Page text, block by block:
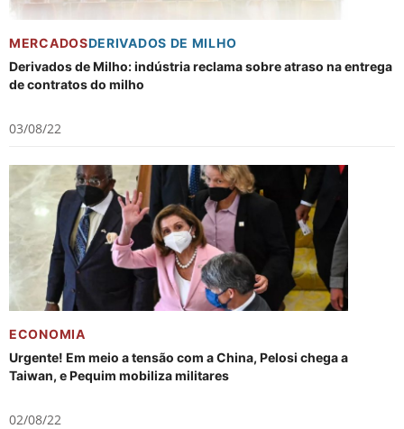
MERCADOSDERIVADOS DE MILHO
Derivados de Milho: indústria reclama sobre atraso na entrega
de contratos do milho
03/08/22
ECONOMIA
Urgente! Em meio a tensão com a China, Pelosi chega a
Taiwan, e Pequim mobiliza militares
02/08/22